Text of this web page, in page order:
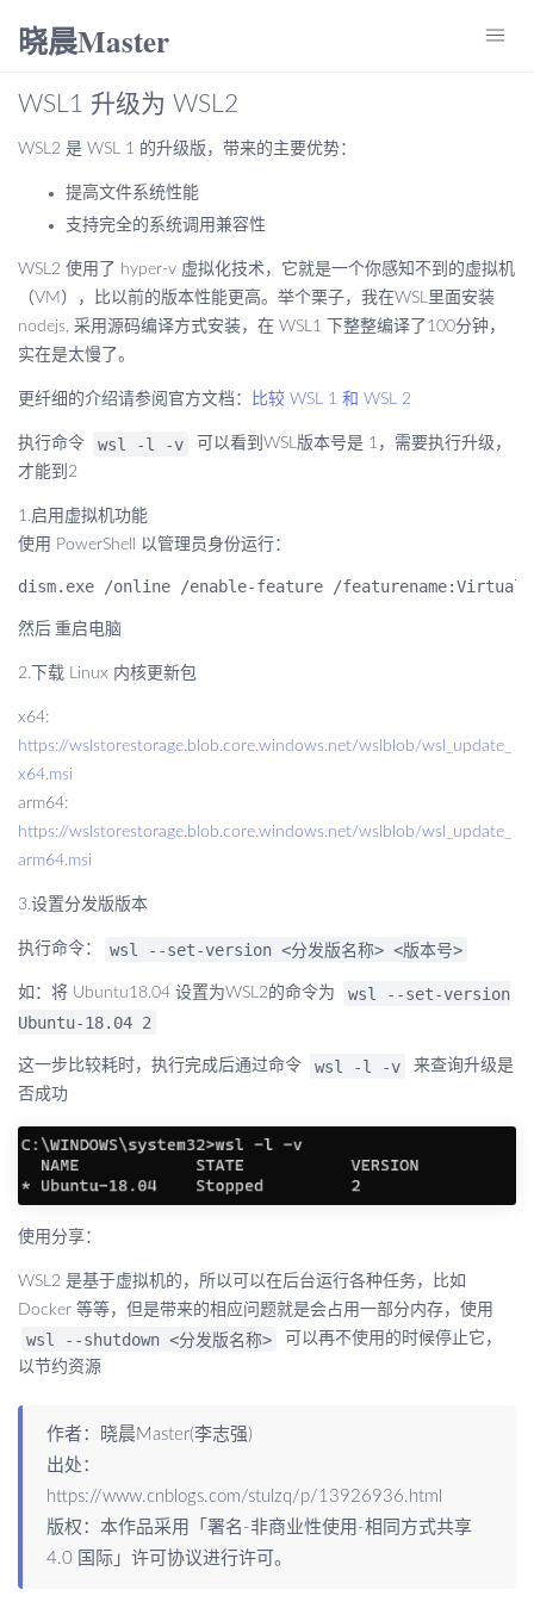
menu
晓晨Master
WSL1 升级为 WSL2
WSL2 是 WSL 1 的升级版，带来的主要优势：
提高文件系统性能
支持完全的系统调用兼容性
WSL2 使用了 hyper-v 虚拟化技术，它就是一个你感知不到的虚拟机
（VM），比以前的版本性能更高。举个栗子，我在WSL里面安装
nodejs, 采用源码编译方式安装，在 WSL1 下整整编译了100分钟，
实在是太慢了。
更纤细的介绍请参阅官方文档： 比较 WSL 1 和 WSL 2
执行命令 wsl -l -v
可以看到WSL版本号是 1，需要执行升级，
才能到2
1.启用虚拟机功能
使用 PowerShell 以管理员身份运行：
然后 重启电脑
2.下载 Linux 内核更新包
x64:
https://wslstorestorage.blob.core.windows.net/wslblob/wsl_update_
x64.msi
arm64:
https://wslstorestorage.blob.core.windows.net/wslblob/wsl_update_
arm64.msi
3.设置分发版版本
执行命令： wsl --set-version <分发版名称> <版本号>
如：将 Ubuntu18.04 设置为WSL2的命令为
wsl --set-version
Ubuntu-18.04 2
这一步比较耗时，执行完成后通过命令 wsl -l -v
来查询升级是
否成功
使用分享：
WSL2 是基于虚拟机的，所以可以在后台运行各种任务，比如
Docker 等等，但是带来的相应问题就是会占用一部分内存，使用
wsl --shutdown <分发版名称>
可以再不使用的时候停止它，
以节约资源
作者：晓晨Master(李志强)
出处：
https://www.cnblogs.com/stulzq/p/13926936.html
版权：本作品采用「 署名-非商业性使用-相同方式共享
4.0 国际 」许可协议进行许可。